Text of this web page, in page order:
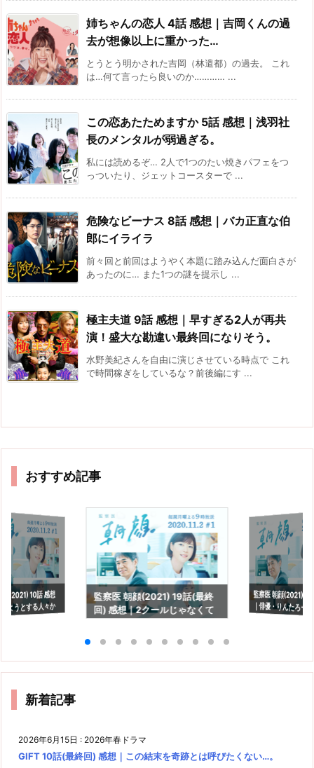
姉ちゃんの恋人 4話 感想｜吉岡くんの過
去が想像以上に重かった…
とうとう明かされた吉岡（林遣都）の過去。 これ
は…何て言ったら良いのか………… ...
この恋あたためますか 5話 感想｜浅羽社
長のメンタルが弱過ぎる。
私には読めるぞ… 2人で1つのたい焼きパフェをつ
っついたり、ジェットコースターで ...
危険なビーナス 8話 感想｜バカ正直な伯
郎にイライラ
前々回と前回はようやく本題に踏み込んだ面白さが
あったのに… また1つの謎を提示し ...
極主夫道 9話 感想｜早すぎる2人が再共
演！盛大な勘違い最終回になりそう。
水野美紀さんを自由に演じさせている時点で これ
で時間稼ぎをしているな？前後編にす ...
おすすめ記事
(2021) 10話 感想
ようとする人々か
監察医 朝顔(2021) 19話(最終
回) 感想｜2クールじゃなくて
監察医 朝顔(2021)
｜俳優・りんたろー
も。
新着記事
2026年6月15日 : 2026年春ドラマ
GIFT 10話(最終回) 感想｜この結末を奇跡とは呼びたくない…。